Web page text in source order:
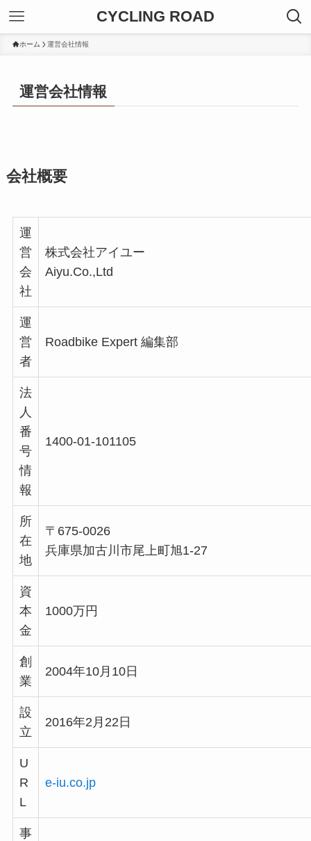
CYCLING ROAD
ホーム 運営会社情報
運営会社情報
会社概要
運
営
会
社
株式会社アイユー
Aiyu.Co.,Ltd
運
営
者
Roadbike Expert 編集部
法
人
番
号
情
報
1400-01-101105
所
在
地
〒675-0026
兵庫県加古川市尾上町旭1-27
資
本
金
1000万円
創
業
2004年10月10日
設
立
2016年2月22日
U
R
L
e-iu.co.jp
事